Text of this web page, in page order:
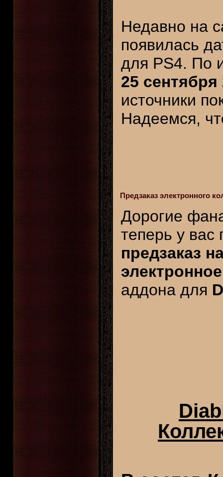
Недавно на
появилась
для PS4. По
25 сентября
источники
Надеемся,
Предзаказ электронного
Дорогие
теперь у
предзаказ
аддона для